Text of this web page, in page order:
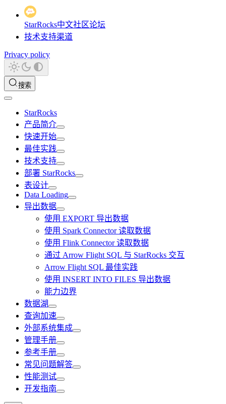
StarRocks中文社区论坛
技术支持渠道
Privacy policy
搜索
StarRocks
产品简介
快速开始
最佳实践
技术支持
部署 StarRocks
表设计
Data Loading
导出数据
使用 EXPORT 导出数据
使用 Spark Connector 读取数据
使用 Flink Connector 读取数据
通过 Arrow Flight SQL 与 StarRocks 交互
Arrow Flight SQL 最佳实践
使用 INSERT INTO FILES 导出数据
能力边界
数据湖
查询加速
外部系统集成
管理手册
参考手册
常见问题解答
性能测试
开发指南